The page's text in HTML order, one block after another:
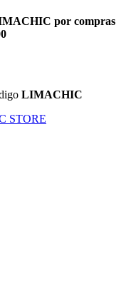
por compras
LIMACHIC